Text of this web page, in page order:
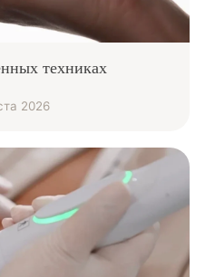
техниках
2026